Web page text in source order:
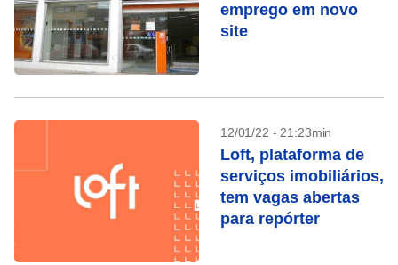
emprego em novo
site
12/01/22 - 21:23min
Loft, plataforma de
serviços imobiliários,
tem vagas abertas
para repórter